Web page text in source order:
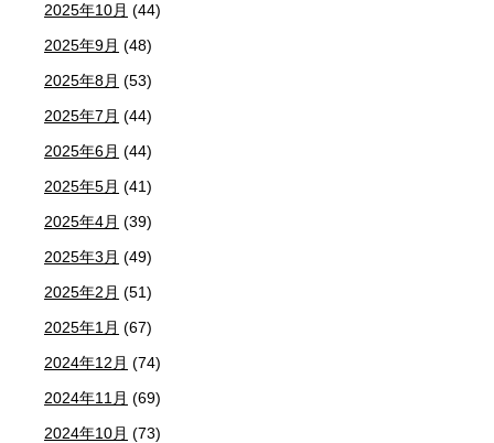
2025年10月 (44)
2025年9月 (48)
2025年8月 (53)
2025年7月 (44)
2025年6月 (44)
2025年5月 (41)
2025年4月 (39)
2025年3月 (49)
2025年2月 (51)
2025年1月 (67)
2024年12月 (74)
2024年11月 (69)
2024年10月 (73)